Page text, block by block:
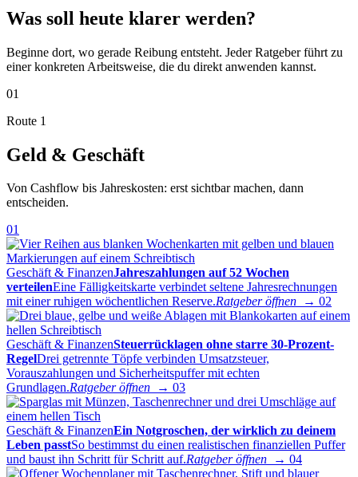
Was soll heute klarer werden?
Beginne dort, wo gerade Reibung entsteht. Jeder Ratgeber führt zu
einer konkreten Arbeitsweise, die du direkt anwenden kannst.
01
Route 1
Geld & Geschäft
Von Cashflow bis Jahreskosten: erst sichtbar machen, dann
entscheiden.
01
Geschäft & FinanzenJahreszahlungen auf 52 Wochen
verteilenEine Fälligkeitskarte verbindet seltene Jahresrechnungen
mit einer ruhigen wöchentlichen Reserve.Ratgeber öffnen → 02
Geschäft & FinanzenSteuerrücklagen ohne starre 30-Prozent-
RegelDrei getrennte Töpfe verbinden Umsatzsteuer,
Vorauszahlungen und Sicherheitspuffer mit echten
Grundlagen.Ratgeber öffnen → 03
Geschäft & FinanzenEin Notgroschen, der wirklich zu deinem
Leben passtSo bestimmst du einen realistischen finanziellen Puffer
und baust ihn Schritt für Schritt auf.Ratgeber öffnen → 04